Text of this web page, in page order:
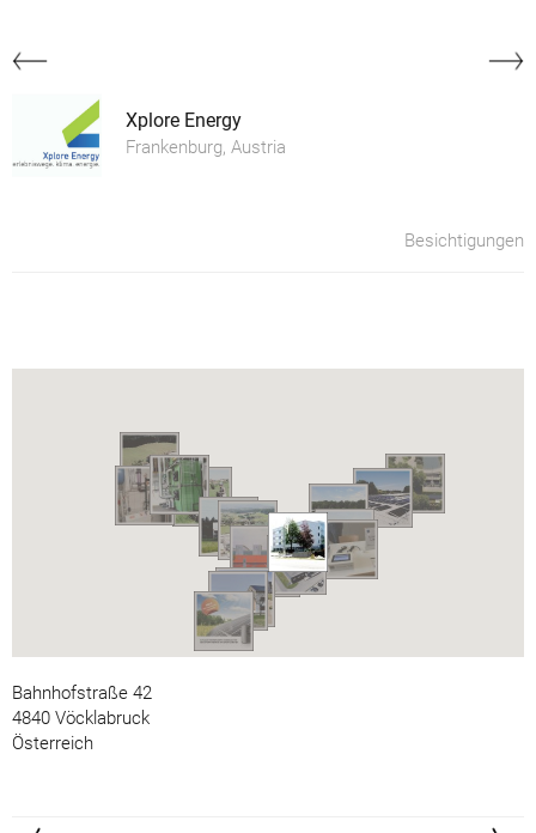
Xplore Energy
Frankenburg, Austria
Besichtigungen
Bahnhofstraße 42
4840 Vöcklabruck
Österreich